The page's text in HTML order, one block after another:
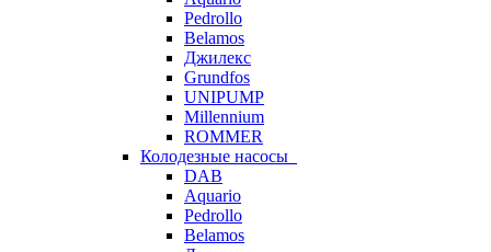
Pedrollo
Belamos
Джилекс
Grundfos
UNIPUMP
Millennium
ROMMER
Колодезные насосы
DAB
Aquario
Pedrollo
Belamos